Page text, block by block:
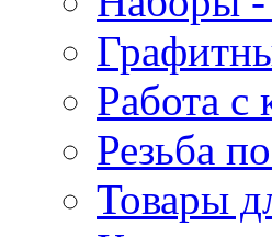
Работа с
Резьба
Товары